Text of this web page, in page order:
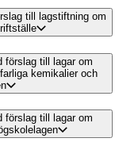
till lagstiftning om
förslag till lagar om
kemikalier och
förslag till lagar om